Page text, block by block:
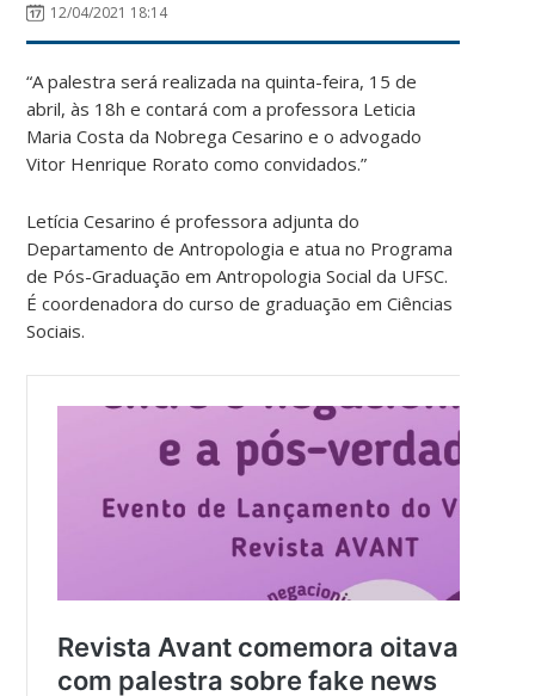
12/04/2021 18:14
“A palestra será realizada na quinta-feira, 15 de
abril, às 18h e contará com a professora Leticia
Maria Costa da Nobrega Cesarino e o advogado
Vitor Henrique Rorato como convidados.”
Letícia Cesarino é professora adjunta do
Departamento de Antropologia e atua no Programa
de Pós-Graduação em Antropologia Social da UFSC.
É coordenadora do curso de graduação em Ciências
Sociais.